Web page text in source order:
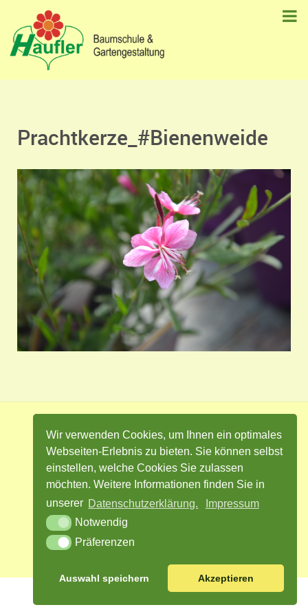
Wir verwenden Cookies, um Ihnen ein optimales
Webseiten-Erlebnis zu bieten. Sie können selbst
einstellen, welche Cookies Sie zulassen
möchten. Weitere Informationen finden Sie in
unserer Datenschutzerklärung.
Impressum
Notwendig
Präferenzen
Auswahl speichern Akzeptieren
Prachtkerze_#Bienenweide
Impressum Datenschutz
Kontakt
Cookie Einstellungen
Facebook